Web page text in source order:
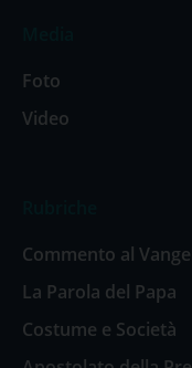
Foto
Video
Commento al
La Parola del Papa
Costume e Società